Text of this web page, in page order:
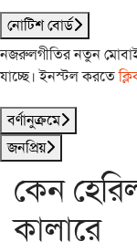
নোটিশ বোর্ড
নজরুলগীতির নতুন
যাচ্ছে। ইনস্টল করতে
বর্ণানুক্রমে
জনপ্রিয়
কেন
কালারে